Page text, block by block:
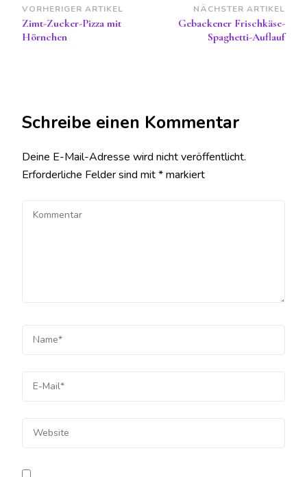
Beitragsnavigation
VORHERIGER ARTIKEL
Zimt-Zucker-Pizza mit
Hörnchen
NÄCHSTER ARTIKEL
Gebackener Frischkäse-
Spaghetti-Auflauf
Schreibe einen Kommentar
Deine E-Mail-Adresse wird nicht veröffentlicht.
Erforderliche Felder sind mit*markiert